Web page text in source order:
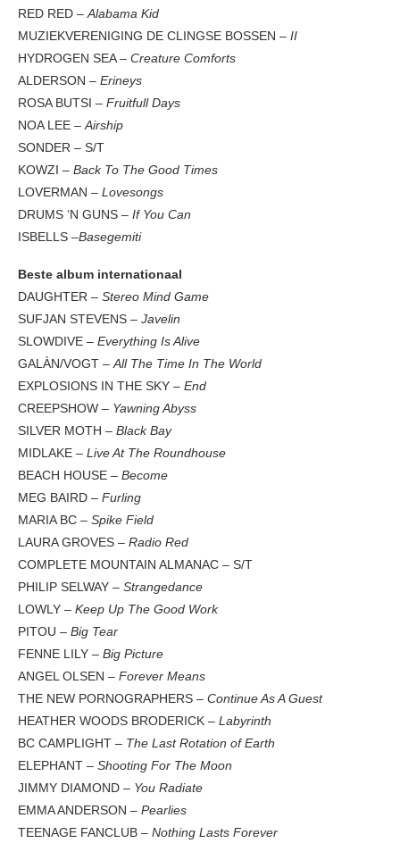
RED RED –Alabama Kid
MUZIEKVERENIGING DE CLINGSE BOSSEN – II
HYDROGEN SEA – Creature Comforts
ALDERSON – Erineys
ROSA BUTSI – Fruitfull Days
NOA LEE –Airship
SONDER – S/T
KOWZI – Back To The Good Times
LOVERMAN – Lovesongs
DRUMS ‘N GUNS – If You Can
ISBELLS –Basegemiti
Beste album internationaal
DAUGHTER – Stereo Mind Game
SUFJAN STEVENS – Javelin
SLOWDIVE – Everything Is Alive
GALÀN/VOGT –All The Time In The World
EXPLOSIONS IN THE SKY – End
CREEPSHOW – Yawning Abyss
SILVER MOTH – Black Bay
MIDLAKE – Live At The Roundhouse
BEACH HOUSE – Become
MEG BAIRD – Furling
MARIA BC – Spike Field
LAURA GROVES – Radio Red
COMPLETE MOUNTAIN ALMANAC – S/T
PHILIP SELWAY – Strangedance
LOWLY – Keep Up The Good Work
PITOU – Big Tear
FENNE LILY – Big Picture
ANGEL OLSEN – Forever Means
THE NEW PORNOGRAPHERS – Continue As A Guest
HEATHER WOODS BRODERICK – Labyrinth
BC CAMPLIGHT – The Last Rotation of Earth
ELEPHANT – Shooting For The Moon
JIMMY DIAMOND – You Radiate
EMMA ANDERSON – Pearlies
TEENAGE FANCLUB – Nothing Lasts Forever